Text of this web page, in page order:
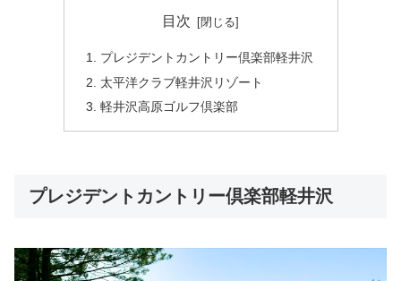
目次
プレジデントカントリー倶楽部軽井沢
太平洋クラブ軽井沢リゾート
軽井沢高原ゴルフ倶楽部
プレジデントカントリー倶楽部軽井沢